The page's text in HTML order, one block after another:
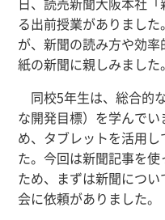
る出前授業がありまし
が、新聞の読み方や効率
紙の新聞に親しみました。
同校5年生は、総合的
な開発目標）を学んで
め、タブレットを活用
た。今回は新聞記事を
ため、まずは新聞につ
会に依頼がありました。